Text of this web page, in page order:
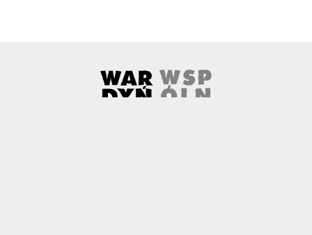
Wardyński i Wspólnicy